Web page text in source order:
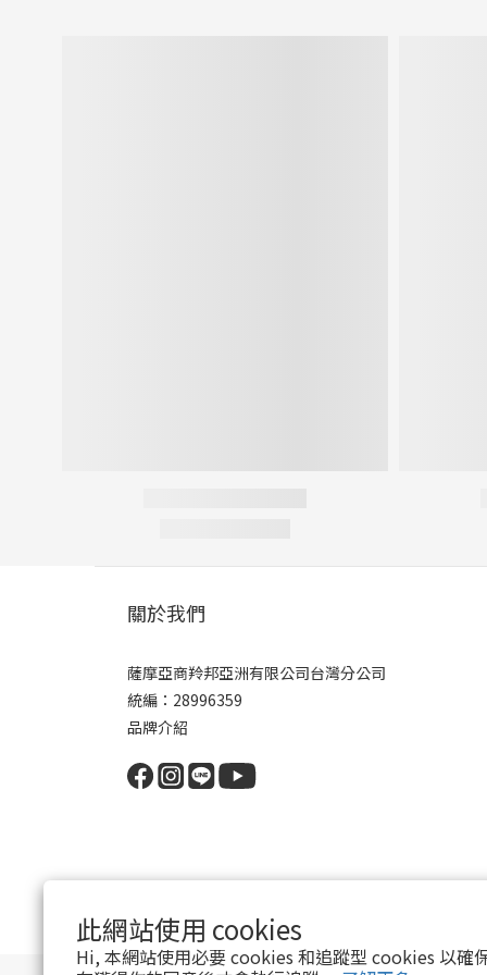
此網站使用 cookies
Hi, 本網站使用必要 cookies 和追蹤型 cookies 以確
關於我們
薩摩亞商羚邦亞洲有限公司台灣分公司
統編：28996359
品牌介紹